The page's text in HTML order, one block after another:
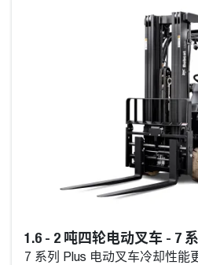
1.6 - 2 吨四轮电动叉车 - 7
7 系列 Plus 电动叉车冷却性能